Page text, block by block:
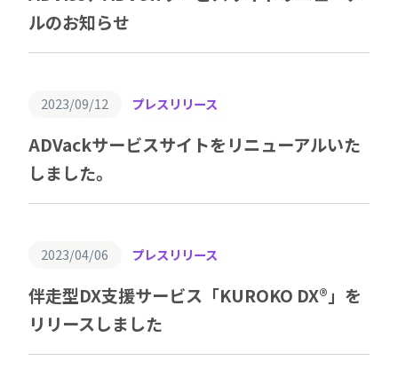
ルのお知らせ
2023/09/12 プレスリリース
ADVackサービスサイトをリニューアルいた
しました。
2023/04/06 プレスリリース
伴走型DX支援サービス「KUROKO DX®︎」を
リリースしました